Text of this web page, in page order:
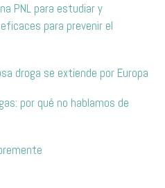
PNL para estudiar y
para prevenir el
droga se extiende por Europa
por qué no hablamos de